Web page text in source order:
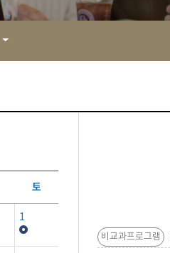
토
1
비교과프로그램